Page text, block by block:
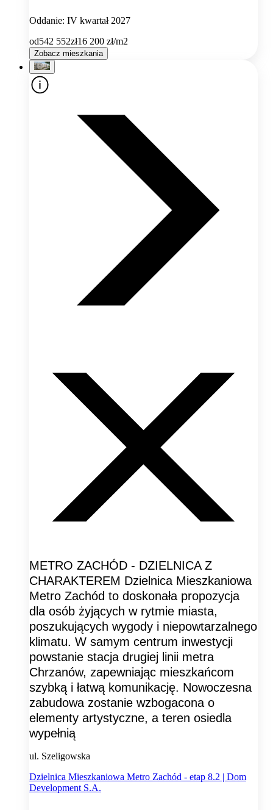
Oddanie: IV kwartał 2027
od542 552zł16 200 zł/m2
Zobacz mieszkania
METRO ZACHÓD - DZIELNICA Z
CHARAKTEREM Dzielnica Mieszkaniowa
Metro Zachód to doskonała propozycja
dla osób żyjących w rytmie miasta,
poszukujących wygody i niepowtarzalnego
klimatu. W samym centrum inwestycji
powstanie stacja drugiej linii metra
Chrzanów, zapewniając mieszkańcom
szybką i łatwą komunikację. Nowoczesna
zabudowa zostanie wzbogacona o
elementy artystyczne, a teren osiedla
wypełnią
ul. Szeligowska
Dzielnica Mieszkaniowa Metro Zachód - etap 8.2 | Dom
Development S.A.